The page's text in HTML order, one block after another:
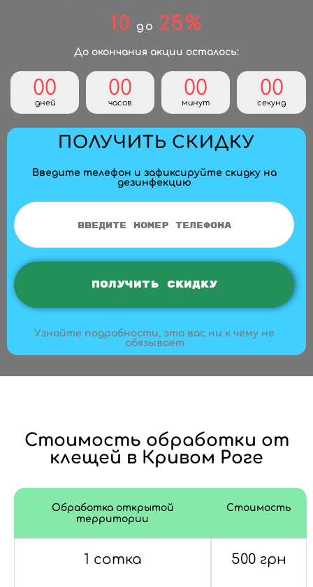
10 до 25%
До окончания акции осталось:
00
дней
00
часов
00
минут
00
секунд
ПОЛУЧИТЬ СКИДКУ
Введите телефон и зафиксируйте скидку на
дезинфекцию
Узнайте подробности, это вас ни к чему не
обязывает
Стоимость обработки от
клещей в Кривом Роге
Обработка открытой
территории
Стоимость
1 сотка 500 грн